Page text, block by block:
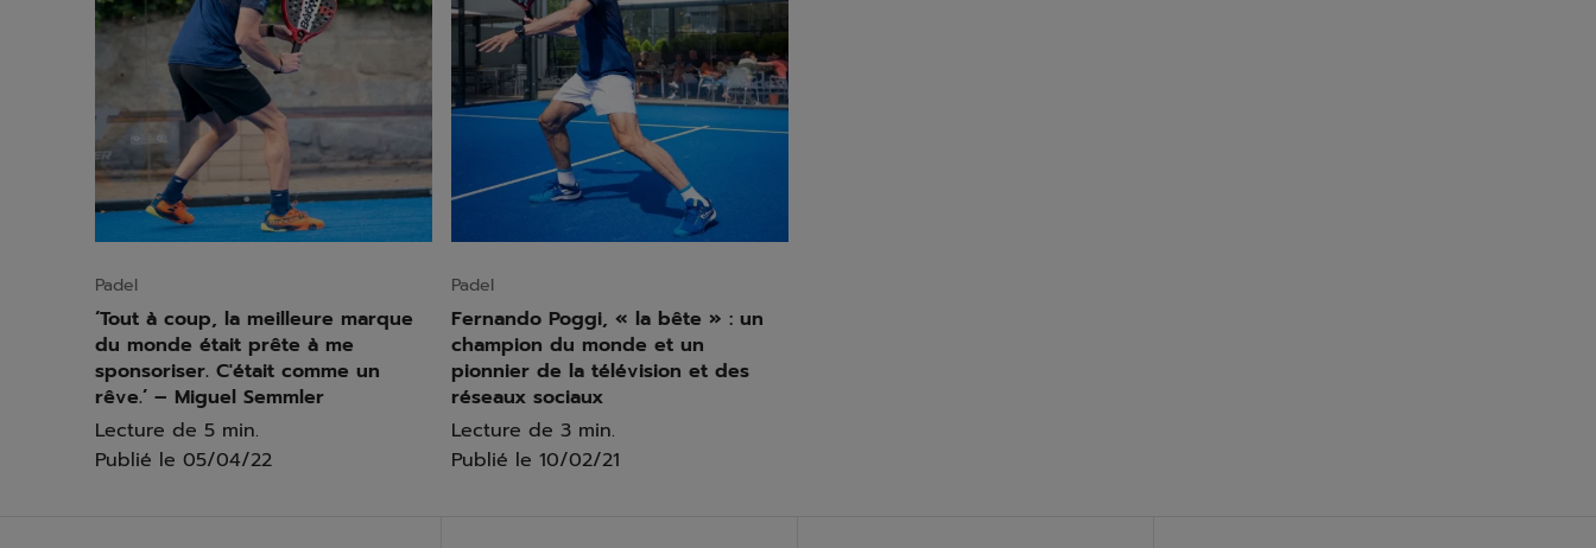
Padel
‘Tout à coup, la meilleure marque
du monde était prête à me
sponsoriser. C'était comme un
rêve.’ – Miguel Semmler
Lecture de 5 min.
Publié le 05/04/22
Padel
Fernando Poggi, « la bête » : un
champion du monde et un
pionnier de la télévision et des
réseaux sociaux
Lecture de 3 min.
Publié le 10/02/21